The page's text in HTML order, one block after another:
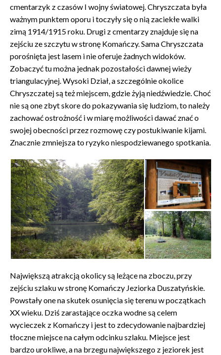
cmentarzyk z czasów I wojny światowej. Chryszczata była
ważnym punktem oporu i toczyły się o nią zaciekłe walki
zimą 1914/1915 roku. Drugi z cmentarzy znajduje się na
zejściu ze szczytu w stronę Komańczy. Sama Chryszczata
porośnięta jest lasem i nie oferuje żadnych widoków.
Zobaczyć tu można jednak pozostałości dawnej wieży
triangulacyjnej. Wysoki Dział, a szczególnie okolice
Chryszczatej są też miejscem, gdzie żyją niedźwiedzie. Choć
nie są one zbyt skore do pokazywania się ludziom, to należy
zachować ostrożność i w miarę możliwości dawać znać o
swojej obecności przez rozmowę czy postukiwanie kijami.
Znacznie zmniejsza to ryzyko niespodziewanego spotkania.
Największą atrakcją okolicy są leżące na zboczu, przy
zejściu szlaku w stronę Komańczy Jeziorka Duszatyńskie.
Powstały one na skutek osunięcia się terenu w początkach
XX wieku. Dziś zarastające oczka wodne są celem
wycieczek z Komańczy i jest to zdecydowanie najbardziej
tłoczne miejsce na całym odcinku szlaku. Miejsce jest
bardzo urokliwe, a na brzegu największego z jeziorek jest